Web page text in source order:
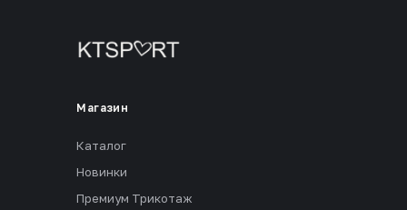
Магазин
Каталог
Новинки
Премиум Трикотаж